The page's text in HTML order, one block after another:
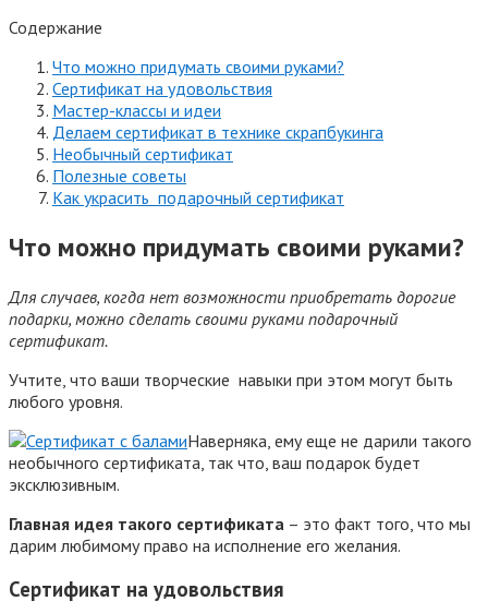
Содержание
Что можно придумать своими руками?
Сертификат на удовольствия
Мастер-классы и идеи
Делаем сертификат в технике скрапбукинга
Необычный сертификат
Полезные советы
Как украсить подарочный сертификат
Что можно придумать своими руками?
Для случаев, когда нет возможности приобретать дорогие
подарки, можно сделать своими руками подарочный
сертификат.
Учтите, что ваши творческие навыки при этом могут быть
любого уровня.
Наверняка, ему еще не дарили такого
необычного сертификата, так что, ваш подарок будет
эксклюзивным.
Главная идея такого сертификата – это факт того, что мы
дарим любимому право на исполнение его желания.
Сертификат на удовольствия